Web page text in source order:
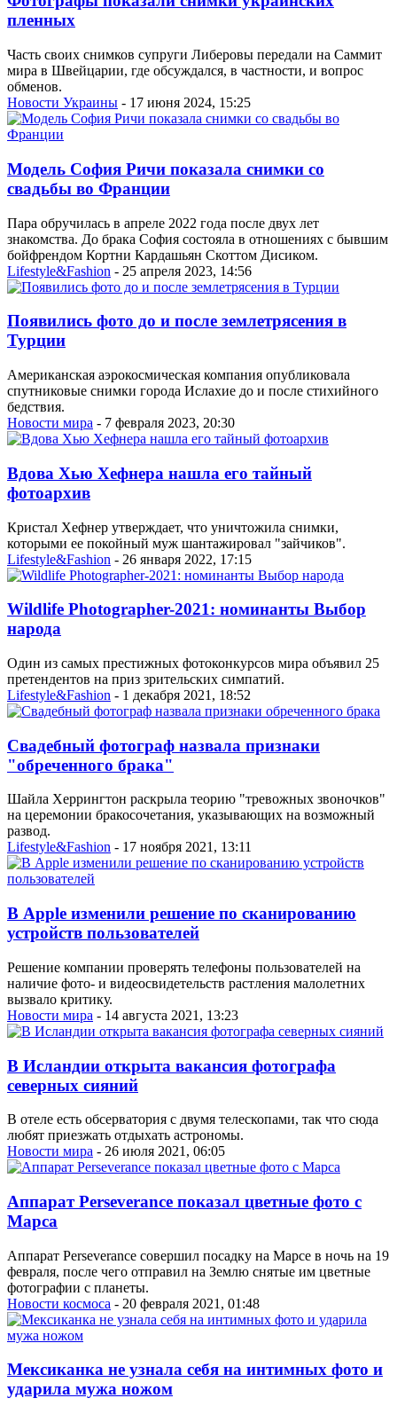
пленных
Часть своих снимков супруги Либеровы передали на Саммит
мира в Швейцарии, где обсуждался, в частности, и вопрос
обменов.
Новости Украины - 17 июня 2024, 15:25
Модель София Ричи показала снимки со
свадьбы во Франции
Пара обручилась в апреле 2022 года после двух лет
знакомства. До брака София состояла в отношениях с бывшим
бойфрендом Кортни Кардашьян Скоттом Дисиком.
Lifestyle&Fashion - 25 апреля 2023, 14:56
Появились фото до и после землетрясения в
Турции
Американская аэрокосмическая компания опубликовала
спутниковые снимки города Ислахие до и после стихийного
бедствия.
Новости мира - 7 февраля 2023, 20:30
Вдова Хью Хефнера нашла его тайный
фотоархив
Кристал Хефнер утверждает, что уничтожила снимки,
которыми ее покойный муж шантажировал "зайчиков".
Lifestyle&Fashion - 26 января 2022, 17:15
Wildlife Photographer-2021: номинанты Выбор
народа
Один из самых престижных фотоконкурсов мира объявил 25
претендентов на приз зрительских симпатий.
Lifestyle&Fashion - 1 декабря 2021, 18:52
Свадебный фотограф назвала признаки
"обреченного брака"
Шайла Херрингтон раскрыла теорию "тревожных звоночков"
на церемонии бракосочетания, указывающих на возможный
развод.
Lifestyle&Fashion - 17 ноября 2021, 13:11
В Apple изменили решение по сканированию
устройств пользователей
Решение компании проверять телефоны пользователей на
наличие фото- и видеосвидетельств растления малолетних
вызвало критику.
Новости мира - 14 августа 2021, 13:23
В Исландии открыта вакансия фотографа
северных сияний
В отеле есть обсерватория с двумя телескопами, так что сюда
любят приезжать отдыхать астрономы.
Новости мира - 26 июля 2021, 06:05
Аппарат Perseverance показал цветные фото с
Марса
Аппарат Perseverance совершил посадку на Марсе в ночь на 19
февраля, после чего отправил на Землю снятые им цветные
фотографии с планеты.
Новости космоса - 20 февраля 2021, 01:48
Мексиканка не узнала себя на интимных фото и
ударила мужа ножом